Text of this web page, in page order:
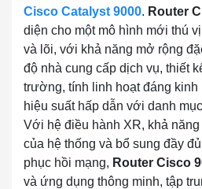
Cisco Catalyst 9000. Router
diện cho một mô hình mới thú
và lõi, với khả năng mở rộng
độ nhà cung cấp dịch vụ, thiết
trường, tính linh hoạt đáng kinh
hiệu suất hấp dẫn với danh
Với hệ điều hành XR, khả
của hệ thống và bổ sung đầy
phục hồi mạng, Router Cisco
và ứng dụng thông minh, tập